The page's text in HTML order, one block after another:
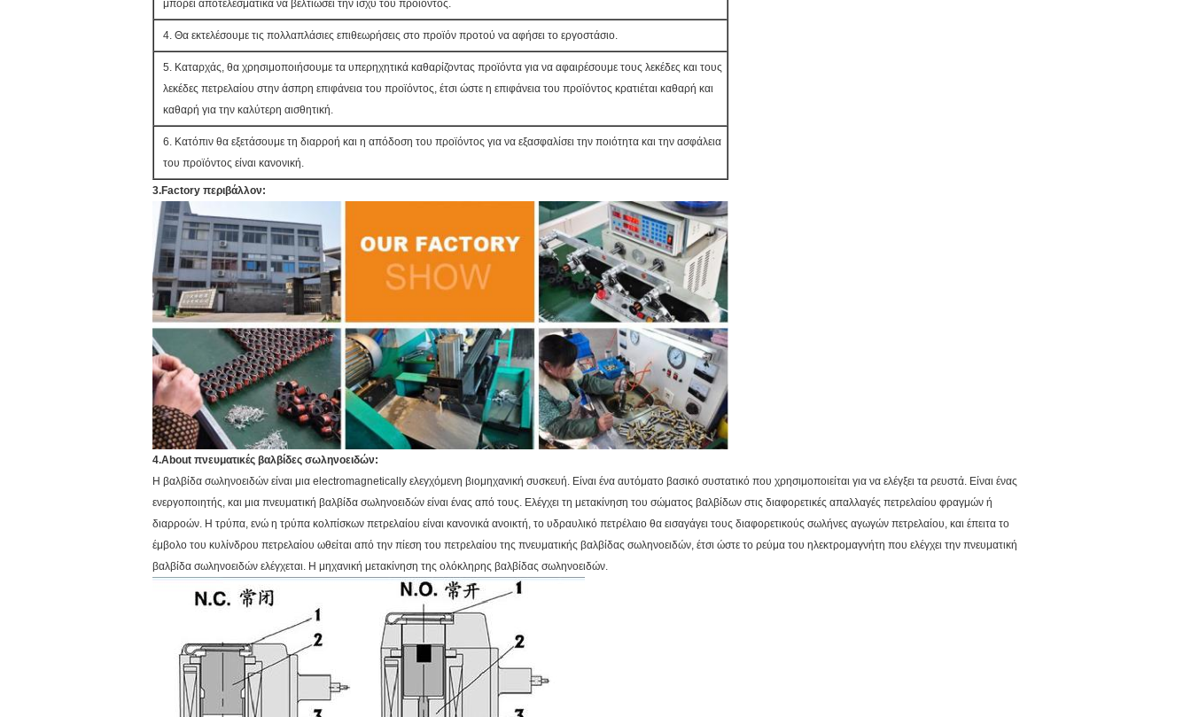
μπορεί αποτελεσματικά να βελτιώσει την ισχύ του προϊόντος.
4. Θα εκτελέσουμε τις πολλαπλάσιες επιθεωρήσεις στο προϊόν προτού να αφήσει το εργοστάσιο.
5. Καταρχάς, θα χρησιμοποιήσουμε τα υπερηχητικά καθαρίζοντας προϊόντα για να αφαιρέσουμε τους λεκέδες και τους
λεκέδες πετρελαίου στην άσπρη επιφάνεια του προϊόντος, έτσι ώστε η επιφάνεια του προϊόντος κρατιέται καθαρή και
καθαρή για την καλύτερη αισθητική.
6. Κατόπιν θα εξετάσουμε τη διαρροή και η απόδοση του προϊόντος για να εξασφαλίσει την ποιότητα και την ασφάλεια
του προϊόντος είναι κανονική.
3.Factory περιβάλλον:
4.About πνευματικές βαλβίδες σωληνοειδών:
Η βαλβίδα σωληνοειδών είναι μια electromagnetically ελεγχόμενη βιομηχανική συσκευή. Είναι ένα αυτόματο βασικό συστατικό που χρησιμοποιείται για να ελέγξει τα ρευστά. Είναι ένας
ενεργοποιητής, και μια πνευματική βαλβίδα σωληνοειδών είναι ένας από τους. Ελέγχει τη μετακίνηση του σώματος βαλβίδων στις διαφορετικές απαλλαγές πετρελαίου φραγμών ή
διαρροών. Η τρύπα, ενώ η τρύπα κολπίσκων πετρελαίου είναι κανονικά ανοικτή, το υδραυλικό πετρέλαιο θα εισαγάγει τους διαφορετικούς σωλήνες αγωγών πετρελαίου, και έπειτα το
έμβολο του κυλίνδρου πετρελαίου ωθείται από την πίεση του πετρελαίου της πνευματικής βαλβίδας σωληνοειδών, έτσι ώστε το ρεύμα του ηλεκτρομαγνήτη που ελέγχει την πνευματική
βαλβίδα σωληνοειδών ελέγχεται. Η μηχανική μετακίνηση της ολόκληρης βαλβίδας σωληνοειδών.